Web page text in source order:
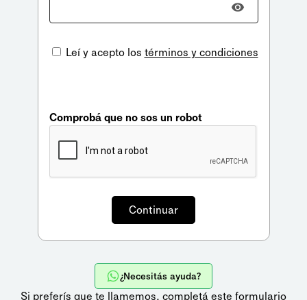
Leí y acepto los términos y condiciones
Comprobá que no sos un robot
¿Necesitás ayuda?
Si preferís que te llamemos, completá este formulario